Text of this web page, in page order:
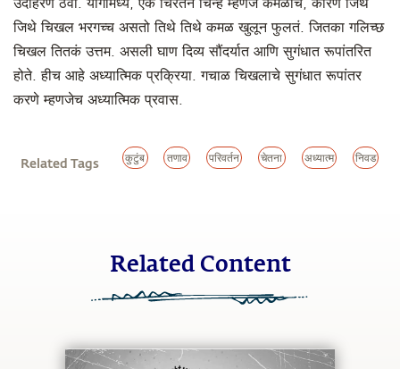
उदाहरण ठेवा. योगामध्ये, एक चिरंतन चिन्ह म्हणजे कमळाचे, कारण जिथे
जिथे चिखल भरगच्च असतो तिथे तिथे कमळ खुलून फुलतं. जितका गलिच्छ
चिखल तितकं उत्तम. असली घाण दिव्य सौंदर्यात आणि सुगंधात रूपांतरित
होते. हीच आहे अध्यात्मिक प्रक्रिया. गचाळ चिखलाचे सुगंधात रूपांतर
करणे म्हणजेच अध्यात्मिक प्रवास.
Related Tags कुटुंब तणाव परिवर्तन चेतना अध्यात्म निवड
Related Content